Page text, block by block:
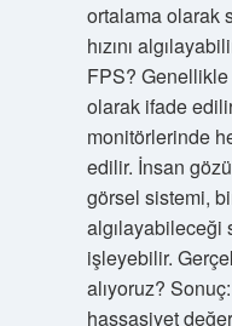
ortalama olarak
hızını
FPS?
olarak ifade
monitörlerinde
edilir. İnsan
görsel sistemi,
algılayabileceği
işleyebilir.
alıyoruz?
hassasiyet